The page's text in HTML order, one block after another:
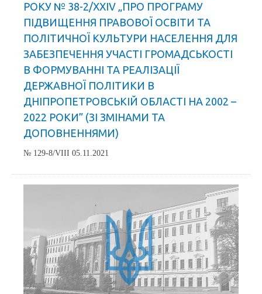
РОКУ № 38-2/ХХІV „ПРО ПРОГРАМУ
ПІДВИЩЕННЯ ПРАВОВОЇ ОСВІТИ ТА
ПОЛІТИЧНОЇ КУЛЬТУРИ НАСЕЛЕННЯ ДЛЯ
ЗАБЕЗПЕЧЕННЯ УЧАСТІ ГРОМАДСЬКОСТІ
В ФОРМУВАННІ ТА РЕАЛІЗАЦІЇ
ДЕРЖАВНОЇ ПОЛІТИКИ В
ДНІПРОПЕТРОВСЬКІЙ ОБЛАСТІ НА 2002 –
2022 РОКИ” (ЗІ ЗМІНАМИ ТА
ДОПОВНЕННЯМИ)
№ 129-8/VIII 05.11.2021